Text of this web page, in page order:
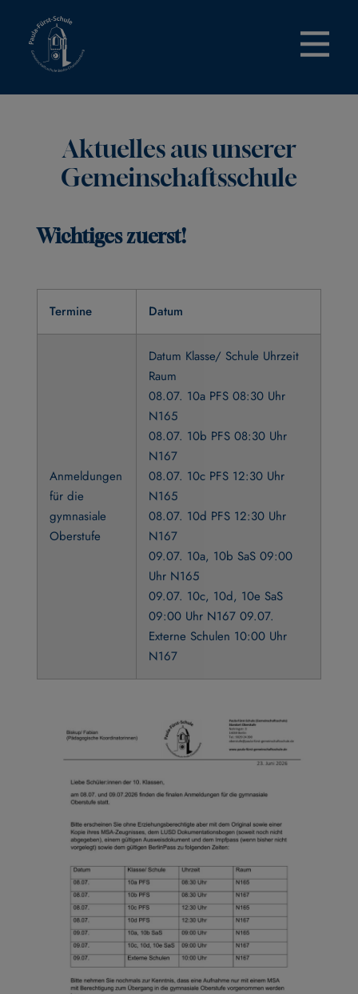
springen
Aktuelles aus unserer
Gemeinschaftsschule
Wichtiges zuerst!
Termine Datum
Anmeldungen
für die
gymnasiale
Oberstufe
Datum Klasse/ Schule Uhrzeit
Raum
08.07. 10a PFS 08:30 Uhr
N165
08.07. 10b PFS 08:30 Uhr
N167
08.07. 10c PFS 12:30 Uhr
N165
08.07. 10d PFS 12:30 Uhr
N167
09.07. 10a, 10b SaS 09:00
Uhr N165
09.07. 10c, 10d, 10e SaS
09:00 Uhr N167 09.07.
Externe Schulen 10:00 Uhr
N167